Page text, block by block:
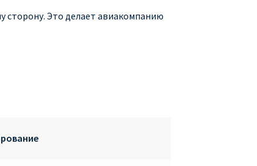
сторону. Это делает авиакомпанию